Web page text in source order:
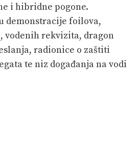
i hibridne pogone.
demonstracije foilova,
rekvizita, dragon
radionice o zaštiti
te niz događanja na vodi